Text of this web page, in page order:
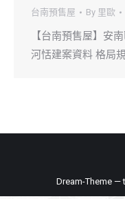
台南預售屋 By 里歐
【台南預售屋】安
河恬建案資料 格局
Dream-Theme —